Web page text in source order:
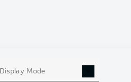
Display Mode